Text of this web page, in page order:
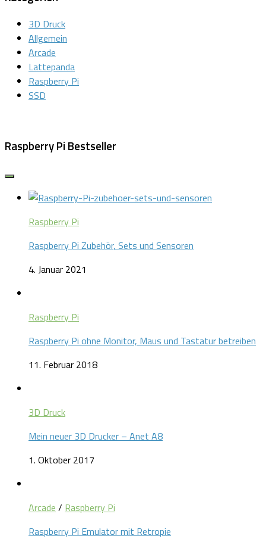
3D Druck
Allgemein
Arcade
Lattepanda
Raspberry Pi
SSD
Raspberry Pi Bestseller
Raspberry Pi
Raspberry Pi Zubehör, Sets und Sensoren
4. Januar 2021
Raspberry Pi
Raspberry Pi ohne Monitor, Maus und Tastatur betreiben
11. Februar 2018
3D Druck
Mein neuer 3D Drucker – Anet A8
1. Oktober 2017
Arcade / Raspberry Pi
Raspberry Pi Emulator mit Retropie